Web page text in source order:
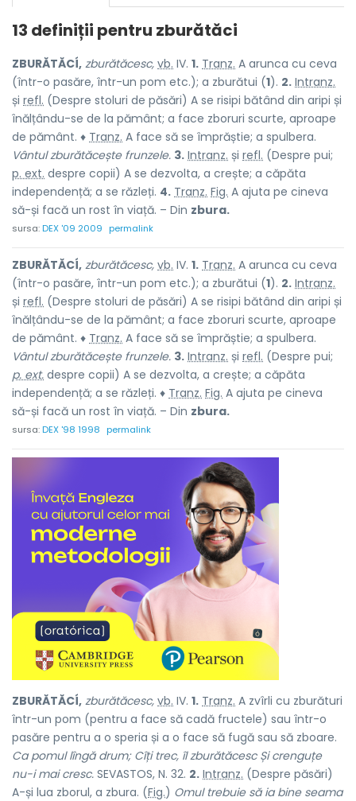
13 definiții pentru zburătăci
ZBURĂTĂCÍ, zburătăcesc, vb. IV. 1. Tranz. A arunca cu ceva
(într-o pasăre, într-un pom etc.); a zburătui (1). 2. Intranz.
și refl. (Despre stoluri de păsări) A se risipi bătând din aripi și
înălțându-se de la pământ; a face zboruri scurte, aproape
de pământ. ♦ Tranz. A face să se împrăștie; a spulbera.
Vântul zburătăcește frunzele. 3. Intranz. și refl. (Despre pui;
p. ext. despre copii) A se dezvolta, a crește; a căpăta
independență; a se răzleți. 4. Tranz. Fig. A ajuta pe cineva
să-și facă un rost în viață. – Din zbura.
sursa:DEX '09 2009 permalink
ZBURĂTĂCÍ, zburătăcesc, vb. IV. 1. Tranz. A arunca cu ceva
(într-o pasăre, într-un pom etc.); a zburătui (1). 2. Intranz.
și refl. (Despre stoluri de păsări) A se risipi bătând din aripi și
înălțându-se de la pământ; a face zboruri scurte, aproape
de pământ. ♦ Tranz. A face să se împrăștie; a spulbera.
Vântul zburătăcește frunzele. 3. Intranz. și refl. (Despre pui;
p. ext. despre copii) A se dezvolta, a crește; a căpăta
independență; a se răzleți. ♦ Tranz. Fig. A ajuta pe cineva
să-și facă un rost în viață. – Din zbura.
sursa:DEX '98 1998 permalink
ZBURĂTĂCÍ, zburătăcesc, vb. IV. 1. Tranz. A zvîrli cu zburături
într-un pom (pentru a face să cadă fructele) sau într-o
pasăre pentru a o speria și a o face să fugă sau să zboare.
Ca pomul lîngă drum; Cîți trec, îl zburătăcesc Și crenguțe
nu-i mai cresc. SEVASTOS, N. 32. 2. Intranz. (Despre păsări)
A-și lua zborul, a zbura. (Fig.) Omul trebuie să ia bine seama